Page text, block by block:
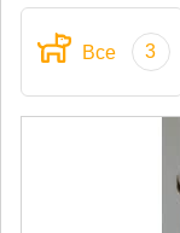
Все 3